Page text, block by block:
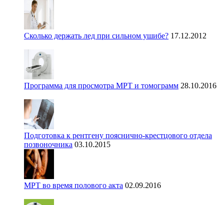
Сколько держать лед при сильном ушибе? 17.12.2012
Программа для просмотра МРТ и томограмм 28.10.2016
Подготовка к рентгену пояснично-крестцового отдела
позвоночника 03.10.2015
МРТ во время полового акта 02.09.2016